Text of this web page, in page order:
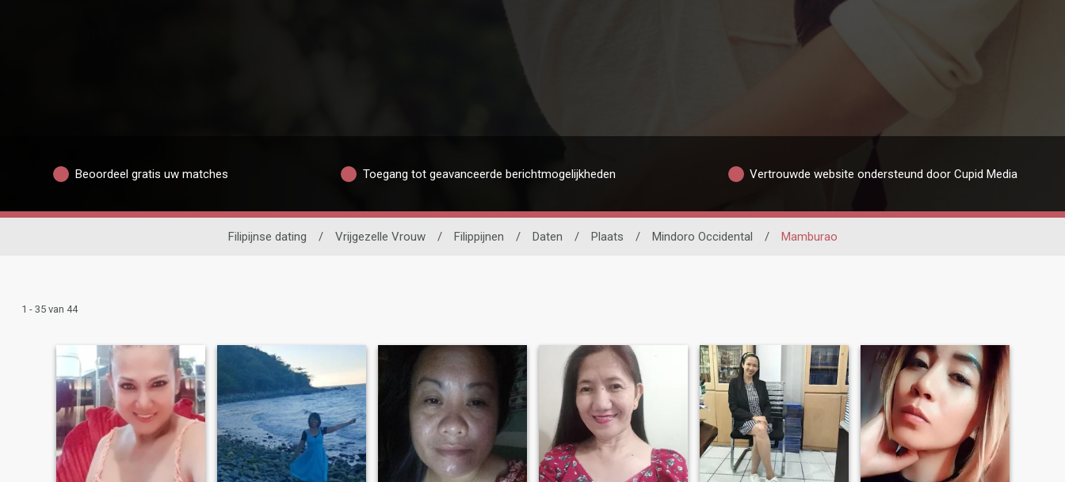
Beoordeel gratis uw matches Toegang tot geavanceerde berichtmogelijkheden Vertrouwde website ondersteund door Cupid Media
Filipijnse dating / Vrijgezelle Vrouw / Filippijnen / Daten / Plaats / Mindoro Occidental / Mamburao
1 - 35 van 44